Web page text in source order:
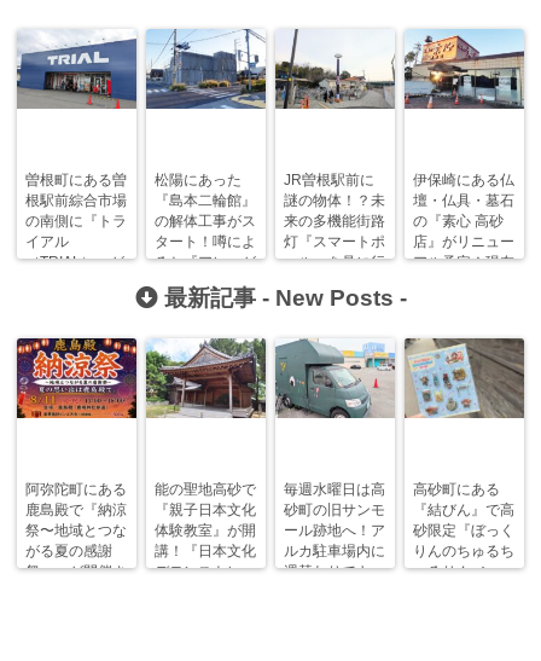
曽根町にある曽
根駅前綜合市場
の南側に『トラ
イアル
（TRIAL）』が
松陽にあった
『島本二輪館』
の解体工事がス
タート！噂によ
ると『アレ』が
できるみた
い！？
JR曽根駅前に
謎の物体！？未
来の多機能街路
灯『スマートポ
ール』を見に行
伊保崎にある仏
壇・仏具・墓石
の『素心 高砂
店』がリニュー
アル予定！現在
最新記事 - New Posts -
阿弥陀町にある
鹿島殿で『納涼
祭〜地域とつな
がる夏の感謝
祭〜』が開催さ
能の聖地高砂で
『親子日本文化
体験教室』が開
講！『日本文化
デモンストレー
毎週水曜日は高
砂町の旧サンモ
ール跡地へ！ア
ルカ駐車場内に
週替わりでキッ
高砂町にある
『結びん』で高
砂限定『ぼっく
りんのちゅるち
ゅるりん♪シー